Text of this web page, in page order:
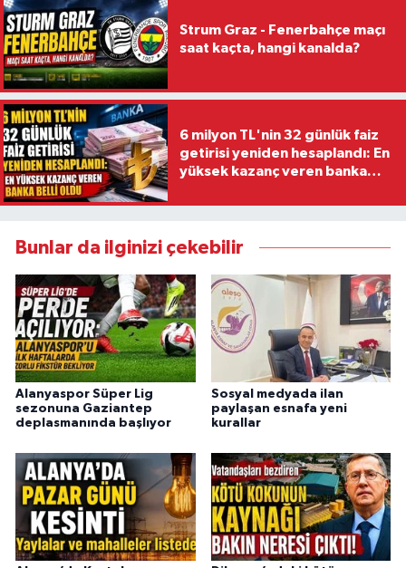
Strum Graz - Fenerbahçe maçı
saat kaçta, hangi kanalda?
6 milyon TL'nin 32 günlük faiz
getirisi yeniden hesaplandı: En
yüksek kazanç veren banka
Bunlar da ilginizi çekebilir
Alanyaspor Süper Lig
sezonuna Gaziantep
deplasmanında başlıyor
Sosyal medyada ilan
paylaşan esnafa yeni
kurallar